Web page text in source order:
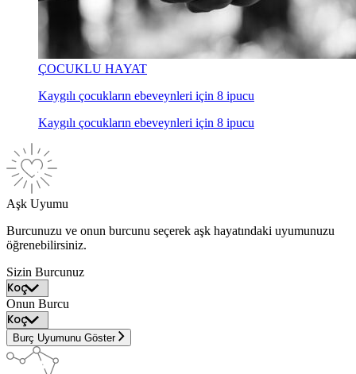
ÇOCUKLU HAYAT
Kaygılı çocukların ebeveynleri için 8 ipucu
Kaygılı çocukların ebeveynleri için 8 ipucu
Aşk Uyumu
Burcunuzu ve onun burcunu seçerek aşk hayatındaki uyumunuzu
öğrenebilirsiniz.
Sizin Burcunuz
Onun Burcu
Burç Uyumunu Göster